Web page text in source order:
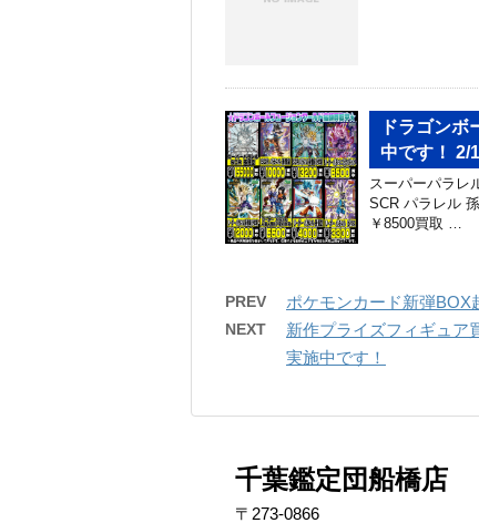
ドラゴン
中です！ 2/
スーパーパラレ
SCR パラレル
￥8500買取 …
PREV ポケモンカード新弾BOX
NEXT
新作プライズフィギュア
実施中です！
千葉鑑定団船橋店
〒273-0866